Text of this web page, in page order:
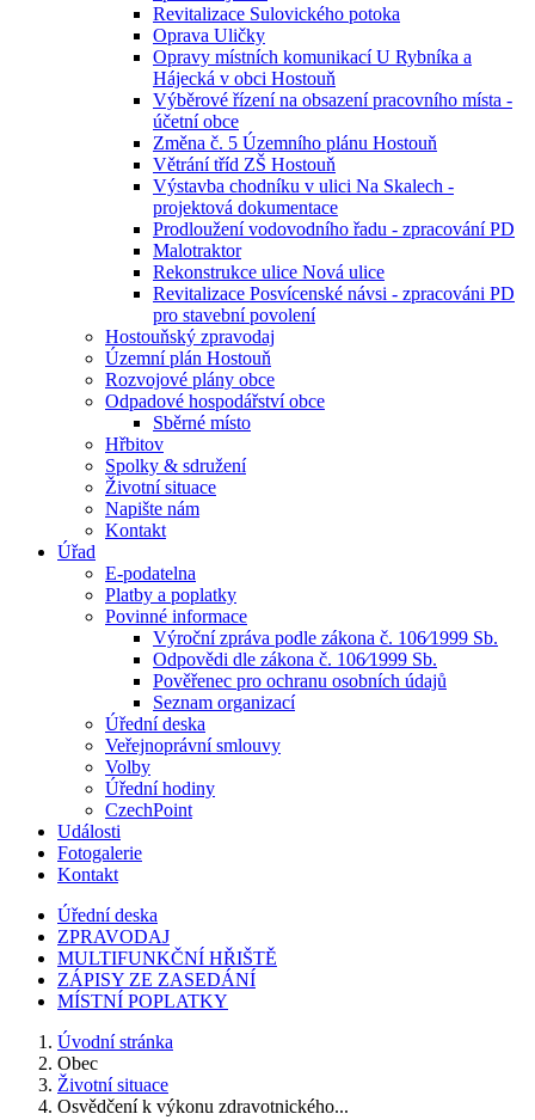
Revitalizace Sulovického potoka
Oprava Uličky
Opravy místních komunikací U Rybníka a
Hájecká v obci Hostouň
Výběrové řízení na obsazení pracovního místa -
účetní obce
Změna č. 5 Územního plánu Hostouň
Větrání tříd ZŠ Hostouň
Výstavba chodníku v ulici Na Skalech -
projektová dokumentace
Prodloužení vodovodního řadu - zpracování PD
Malotraktor
Rekonstrukce ulice Nová ulice
Revitalizace Posvícenské návsi - zpracováni PD
pro stavební povolení
Hostouňský zpravodaj
Územní plán Hostouň
Rozvojové plány obce
Odpadové hospodářství obce
Sběrné místo
Hřbitov
Spolky & sdružení
Životní situace
Napište nám
Kontakt
Úřad
E-podatelna
Platby a poplatky
Povinné informace
Výroční zpráva podle zákona č. 106⁄1999 Sb.
Odpovědi dle zákona č. 106⁄1999 Sb.
Pověřenec pro ochranu osobních údajů
Seznam organizací
Úřední deska
Veřejnoprávní smlouvy
Volby
Úřední hodiny
CzechPoint
Události
Fotogalerie
Kontakt
Úřední deska
ZPRAVODAJ
MULTIFUNKČNÍ HŘIŠTĚ
ZÁPISY ZE ZASEDÁNÍ
MÍSTNÍ POPLATKY
Úvodní stránka
Obec
Životní situace
Osvědčení k výkonu zdravotnického...